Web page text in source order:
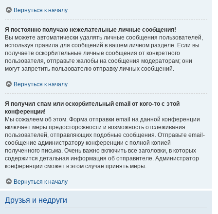
Вернуться к началу
Я постоянно получаю нежелательные личные сообщения!
Вы можете автоматически удалять личные сообщения пользователей,
используя правила для сообщений в вашем личном разделе. Если вы
получаете оскорбительные личные сообщения от конкретного
пользователя, отправьте жалобы на сообщения модераторам; они
могут запретить пользователю отправку личных сообщений.
Вернуться к началу
Я получил спам или оскорбительный email от кого-то с этой
конференции!
Мы сожалеем об этом. Форма отправки email на данной конференции
включает меры предосторожности и возможность отслеживания
пользователей, отправляющих подобные сообщения. Отправьте email-
сообщение администратору конференции с полной копией
полученного письма. Очень важно включить все заголовки, в которых
содержится детальная информация об отправителе. Администратор
конференции сможет в этом случае принять меры.
Вернуться к началу
Друзья и недруги